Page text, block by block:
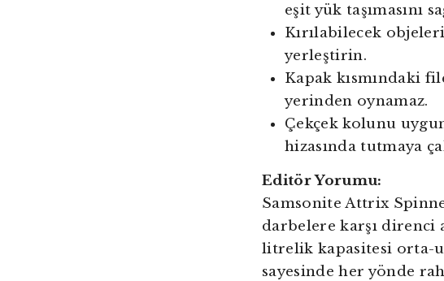
eşit yük taşımasını
Kırılabilecek
yerleştirin.
Kapak kısmındaki
yerinden oynamaz.
Çekçek kolunu
hizasında tutmaya
Editör Yorumu:
Samsonite Attrix
darbelere karşı
litrelik kapasitesi orta-
sayesinde her yönde